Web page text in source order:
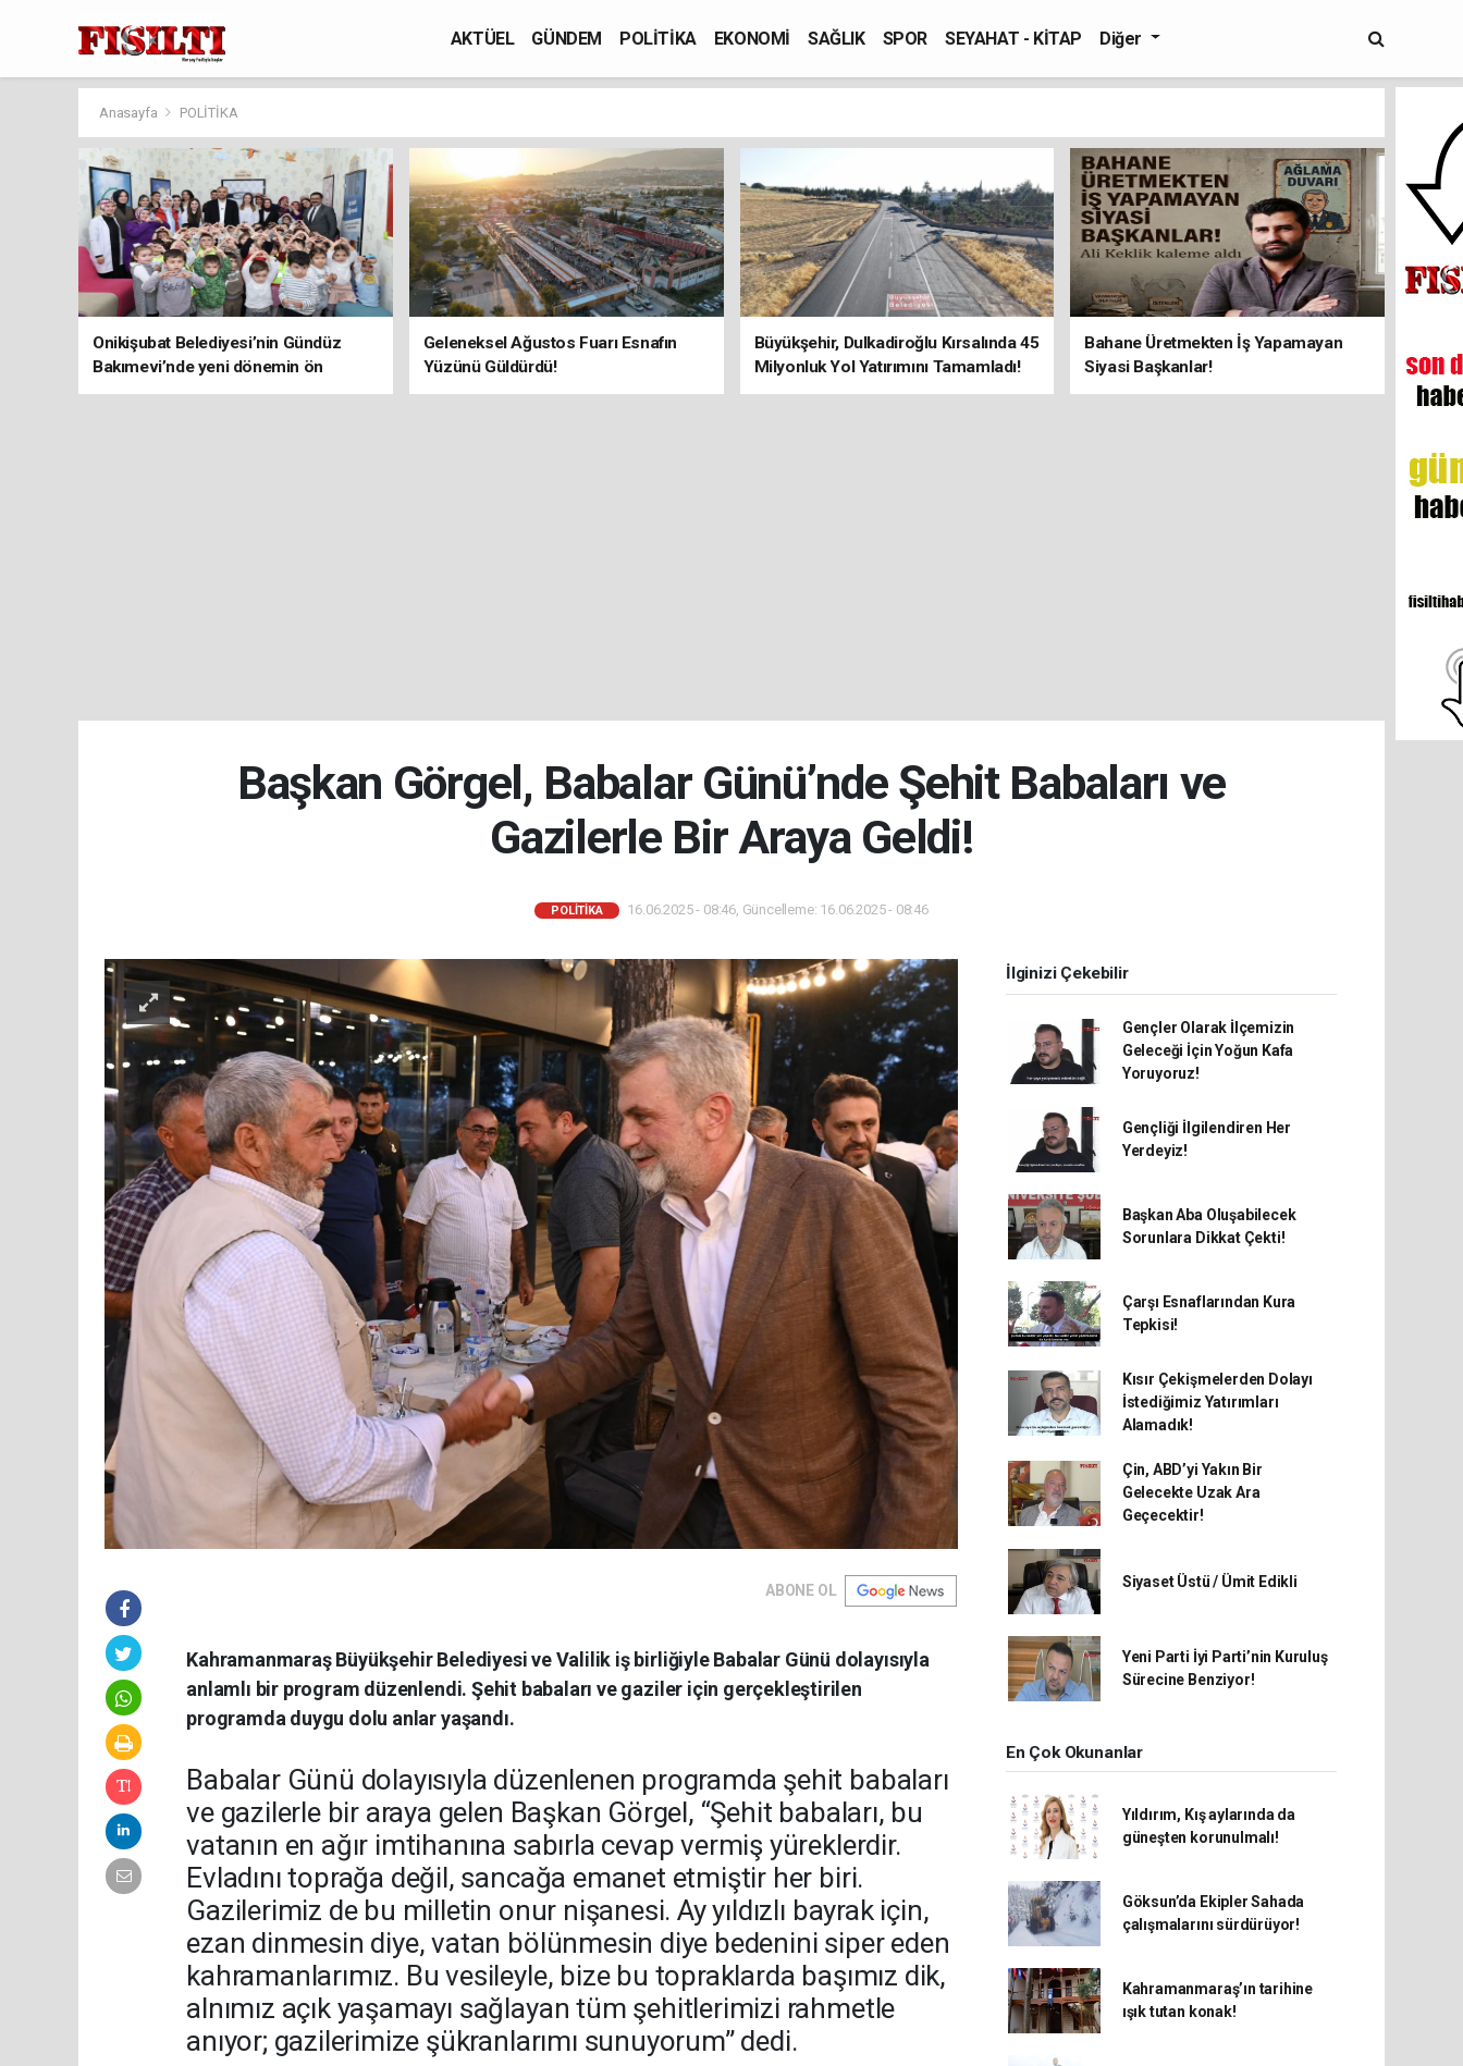
AKTÜEL GÜNDEM POLİTİKA EKONOMİ SAĞLIK SPOR SEYAHAT - KİTAP Diğer
Anasayfa POLİTİKA
Onikişubat Belediyesi’nin Gündüz
Bakımevi’nde yeni dönemin ön
kayıtları başladı!
Geleneksel Ağustos Fuarı Esnafın
Yüzünü Güldürdü!
Büyükşehir, Dulkadiroğlu Kırsalında 45
Milyonluk Yol Yatırımını Tamamladı!
Bahane Üretmekten İş Yapamayan
Siyasi Başkanlar!
Başkan Görgel, Babalar Günü’nde Şehit Babaları ve
Gazilerle Bir Araya Geldi!
POLİTİKA 16.06.2025 - 08:46, Güncelleme: 16.06.2025 - 08:46
ABONE OL
Kahramanmaraş Büyükşehir Belediyesi ve Valilik iş birliğiyle Babalar Günü dolayısıyla
anlamlı bir program düzenlendi. Şehit babaları ve gaziler için gerçekleştirilen
programda duygu dolu anlar yaşandı.
Babalar Günü dolayısıyla düzenlenen programda şehit babaları
ve gazilerle bir araya gelen Başkan Görgel, “Şehit babaları, bu
vatanın en ağır imtihanına sabırla cevap vermiş yüreklerdir.
Evladını toprağa değil, sancağa emanet etmiştir her biri.
Gazilerimiz de bu milletin onur nişanesi. Ay yıldızlı bayrak için,
ezan dinmesin diye, vatan bölünmesin diye bedenini siper eden
kahramanlarımız. Bu vesileyle, bize bu topraklarda başımız dik,
alnımız açık yaşamayı sağlayan tüm şehitlerimizi rahmetle
anıyor; gazilerimize şükranlarımı sunuyorum” dedi.
İlginizi Çekebilir
Gençler Olarak İlçemizin
Geleceği İçin Yoğun Kafa
Yoruyoruz!
Gençliği İlgilendiren Her
Yerdeyiz!
Başkan Aba Oluşabilecek
Sorunlara Dikkat Çekti!
Çarşı Esnaflarından Kura
Tepkisi!
Kısır Çekişmelerden Dolayı
İstediğimiz Yatırımları
Alamadık!
Çin, ABD’yi Yakın Bir
Gelecekte Uzak Ara
Geçecektir!
Siyaset Üstü / Ümit Edikli
Yeni Parti İyi Parti’nin Kuruluş
Sürecine Benziyor!
En Çok Okunanlar
Yıldırım, Kış aylarında da
güneşten korunulmalı!
Göksun’da Ekipler Sahada
çalışmalarını sürdürüyor!
Kahramanmaraş’ın tarihine
ışık tutan konak!